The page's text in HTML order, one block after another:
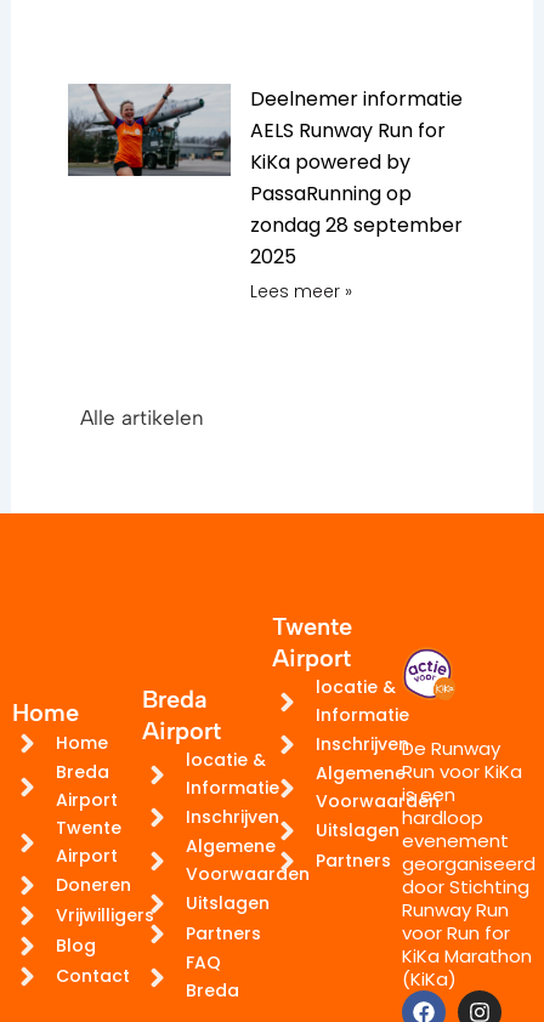
Deelnemer informatie
AELS Runway Run for
KiKa powered by
PassaRunning op
zondag 28 september
2025
Lees meer »
Alle artikelen
Home
Home
Breda
Airport
Twente
Airport
Doneren
Vrijwilligers
Blog
Contact
Breda
Airport
locatie &
Informatie
Inschrijven
Algemene
Voorwaarden
Uitslagen
Partners
FAQ
Breda
Twente
Airport
locatie &
Informatie
Inschrijven
Algemene
Voorwaarden
Uitslagen
Partners
De Runway
Run voor KiKa
is een
hardloop
evenement
georganiseerd
door Stichting
Runway Run
voor Run for
KiKa Marathon
(KiKa)
F
I
W